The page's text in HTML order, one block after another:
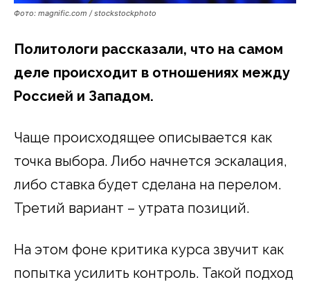
Фото: magnific.com / stockstockphoto
Политологи рассказали, что на самом
деле происходит в отношениях между
Россией и Западом.
Чаще происходящее описывается как
точка выбора. Либо начнется эскалация,
либо ставка будет сделана на перелом.
Третий вариант – утрата позиций.
На этом фоне критика курса звучит как
попытка усилить контроль. Такой подход